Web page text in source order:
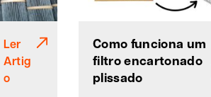
Ler
Artig
o
Como funciona um
filtro encartonado
plissado